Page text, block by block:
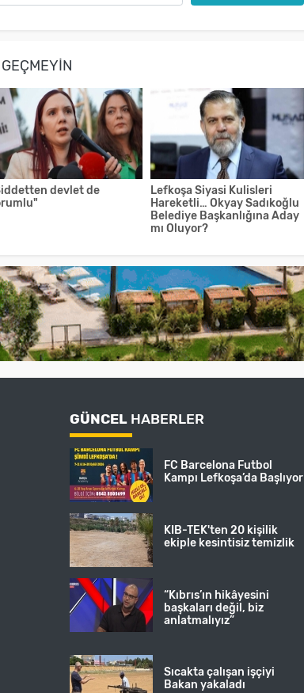
devlet de
Lefkoşa Siyasi Kulisleri
Hareketli… Okyay Sadıkoğlu
Belediye Başkanlığına Aday
mı Oluyor?
GÜNCEL HABERLER
FC Barcelona Futbol
Kampı Lefkoşa’da Başlıyor
KIB-TEK'ten 20 kişilik
ekiple kesintisiz temizlik
“Kıbrıs’ın hikâyesini
başkaları değil, biz
anlatmalıyız”
Sıcakta çalışan işçiyi
Bakan yakaladı